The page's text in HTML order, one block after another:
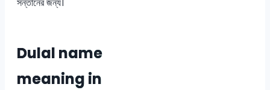
সন্তানের জন্য।
Dulal name
meaning in